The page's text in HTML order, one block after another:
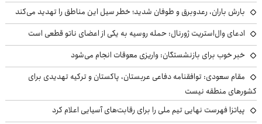
بارش باران، رعدوبرق و طوفان شدید؛ خطر سیل این مناطق را تهدید می‌کند
ادعای وال‌استریت ژورنال: حمله روسیه به یکی از اعضای ناتو قطعی است
خبر خوب برای بازنشستگان: واریزی معوقات انجام می‌شود
مقام سعودی: توافقنامه دفاعی عربستان، پاکستان و ترکیه تهدیدی برای
کشورهای منطقه نیست
پیاتزا فهرست نهایی تیم ملی را برای رقابت‌های آسیایی اعلام کرد